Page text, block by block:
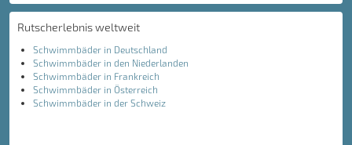
Rutscherlebnis weltweit
Schwimmbäder in Deutschland
Schwimmbäder in den Niederlanden
Schwimmbäder in Frankreich
Schwimmbäder in Österreich
Schwimmbäder in der Schweiz